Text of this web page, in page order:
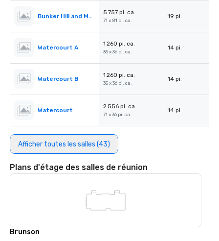
Bunker Hill and Museum
5 757 pi. ca.
71 x 81 pi. ca.
19 pi.
Watercourt A
1 260 pi. ca.
35 x 36 pi. ca.
14 pi.
Watercourt B
1 260 pi. ca.
35 x 36 pi. ca.
14 pi.
Watercourt
2 556 pi. ca.
71 x 36 pi. ca.
14 pi.
Afficher toutes les salles (43)
Plans d'étage des salles de réunion
Brunson